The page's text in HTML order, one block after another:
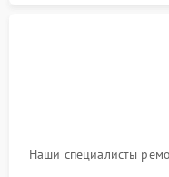
Наши специалисты